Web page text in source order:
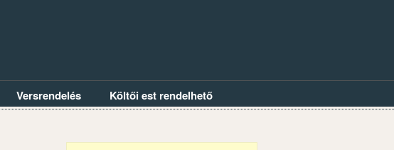
Versrendelés Költői est rendelhető